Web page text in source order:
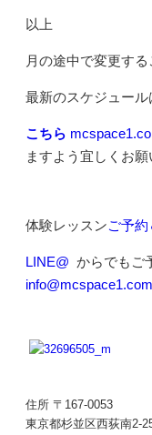
以上
月の途中で変更する
最新のスケジュール
こちら
ますよう宜しくお願
体験レッスンご予
LINE@ からでもご
info@mcspace1.com
住所 〒167-0053
東京都杉並区西荻南2-